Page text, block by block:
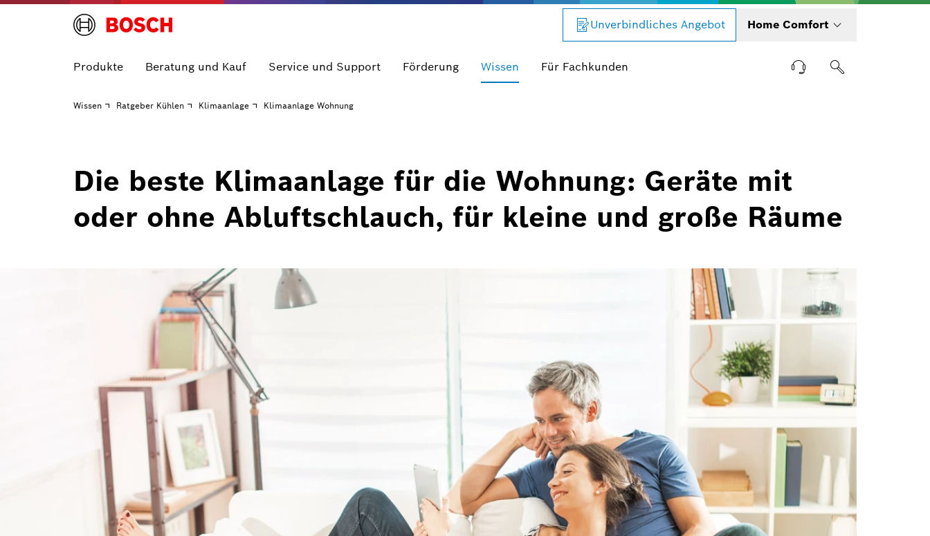
Unverbindliches Angebot Home Comfort
Produkte Beratung und Kauf Service und Support Förderung Wissen Für Fachkunden
Wissen Ratgeber Kühlen Klimaanlage Klimaanlage Wohnung
Die beste Klimaanlage für die Wohnung: Geräte mit
oder ohne Abluftschlauch, für kleine und große Räume